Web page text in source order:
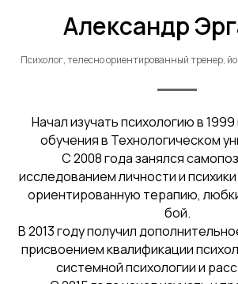
Александр
Психолог, телесно ориентированный тренер,
Начал изучать психологию в
обучения в Технологическом
С 2008 года занялся
исследованием личности и
ориентированную терапию,
бой.
В 2013 году получил
присвоением квалификации
системной психологии и